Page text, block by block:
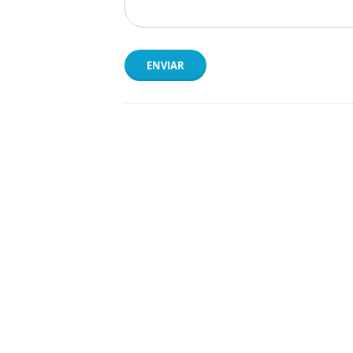
ENVIAR